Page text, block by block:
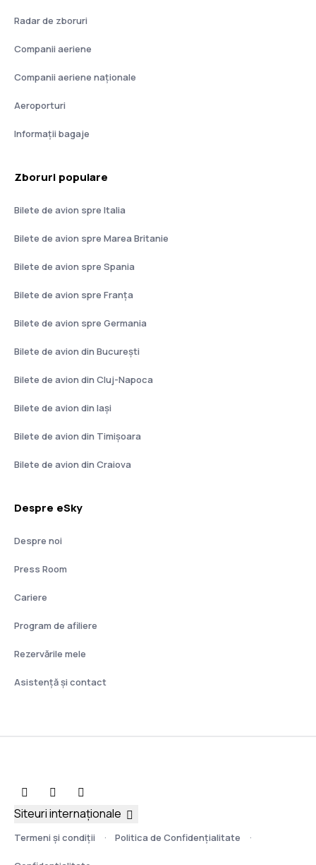
Radar de zboruri
Companii aeriene
Companii aeriene naţionale
Aeroporturi
Informații bagaje
Zboruri populare
Bilete de avion spre Italia
Bilete de avion spre Marea Britanie
Bilete de avion spre Spania
Bilete de avion spre Franţa
Bilete de avion spre Germania
Bilete de avion din București
Bilete de avion din Cluj-Napoca
Bilete de avion din Iași
Bilete de avion din Timișoara
Bilete de avion din Craiova
Despre eSky
Despre noi
Press Room
Cariere
Program de afiliere
Rezervările mele
Asistenţă şi contact
Termeni şi condiţii Politica de Confidențialitate
Siteuri internaționale